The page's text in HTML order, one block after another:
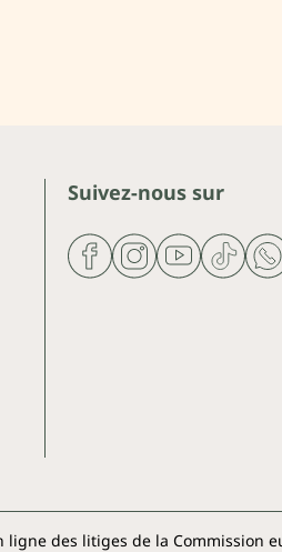
Suivez-nous sur
des litiges de la Commission